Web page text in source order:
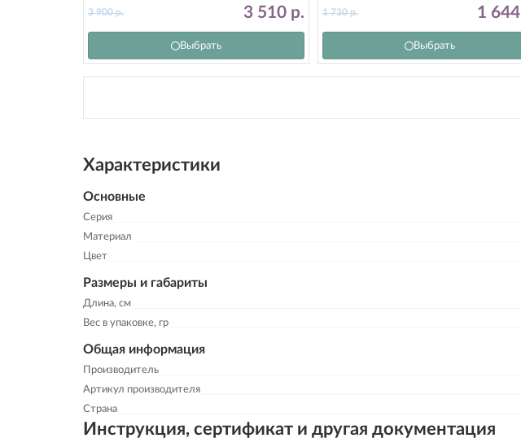
3 510 р.
3 900р.
Выбрать
1 644
1 730р.
Выбрать
Характеристики
Основные
Серия
Материал
Цвет
Размеры и габариты
Длина, см
Вес в упаковке, гр
Общая информация
Производитель
Артикул производителя
Страна
Инструкция, сертификат и другая документация